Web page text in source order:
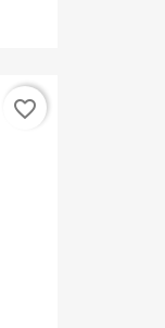
favorite_border